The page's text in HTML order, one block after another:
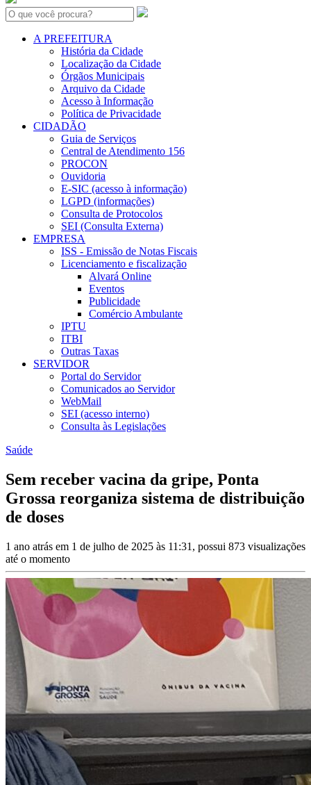
Search:
A PREFEITURA
História da Cidade
Localização da Cidade
Órgãos Municipais
Arquivo da Cidade
Acesso à Informação
Política de Privacidade
CIDADÃO
Guia de Serviços
Central de Atendimento 156
PROCON
Ouvidoria
E-SIC (acesso à informação)
LGPD (informações)
Consulta de Protocolos
SEI (Consulta Externa)
EMPRESA
ISS - Emissão de Notas Fiscais
Licenciamento e fiscalização
Alvará Online
Eventos
Publicidade
Comércio Ambulante
IPTU
ITBI
Outras Taxas
SERVIDOR
Portal do Servidor
Comunicados ao Servidor
WebMail
SEI (acesso interno)
Consulta às Legislações
Saúde
Sem receber vacina da gripe, Ponta
Grossa reorganiza sistema de distribuição
de doses
1 ano atrás em 1 de julho de 2025 às 11:31, possui 873 visualizações
até o momento